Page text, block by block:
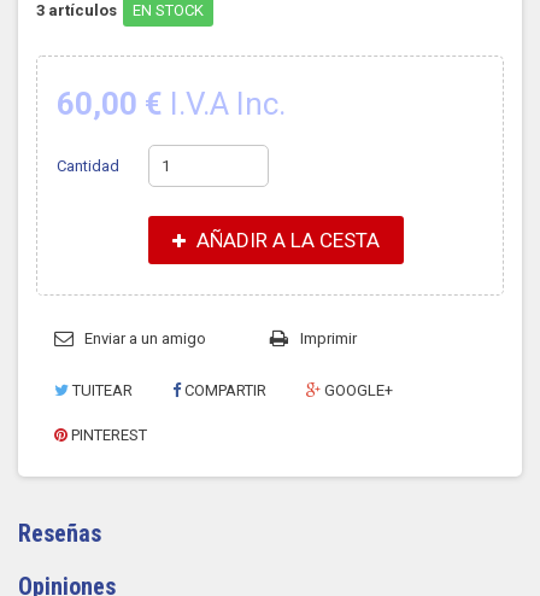
3 artículos EN STOCK
60,00 € I.V.A Inc.
Cantidad
AÑADIR A LA CESTA
Enviar a un amigo Imprimir
TUITEAR COMPARTIR GOOGLE+
PINTEREST
Reseñas
Opiniones